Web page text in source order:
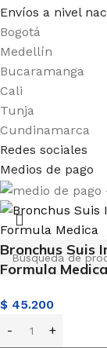
Envíos a nivel
Bogotá
Medellín
Bucaramanga
Cali
Tunja
Cundinamarca
Redes sociales
Medios de pago
Bronchus Suis
Formula Medica
$ 45.200